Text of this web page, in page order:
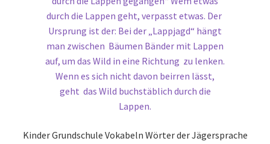
Kinder Grundschule Vokabeln Wörter der Jägersprache